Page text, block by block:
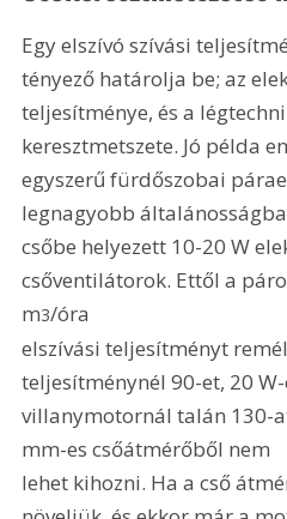
Egy elszívó szívási
tényező határolja be; az
teljesítménye, és a
keresztmetszete. Jó példa
egyszerű fürdőszobai
legnagyobb
csőbe helyezett 10-20 W
csőventilátorok. Ettől a
m3/óra
elszívási teljesítményt
teljesítménynél 90-et, 20
villanymotornál talán 130-
mm-es csőátmérőből nem
lehet kihozni. Ha a cső